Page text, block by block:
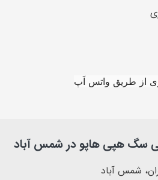
از طریق واتس اَپ
سگ هپی هاپو در شمس آباد
شمس آباد